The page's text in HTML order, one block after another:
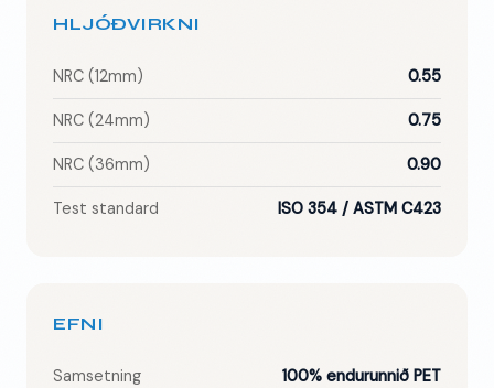
HLJÓÐVIRKNI
NRC (12mm) 0.55
NRC (24mm) 0.75
NRC (36mm) 0.90
Test standard ISO 354 / ASTM C423
EFNI
Samsetning 100% endurunnið PET